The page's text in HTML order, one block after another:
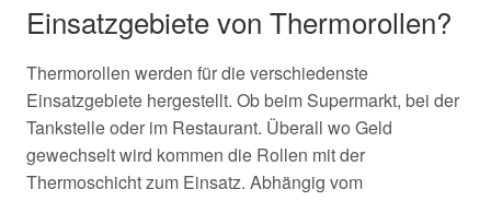
Einsatzgebiete von Thermorollen?
Thermorollen werden für die verschiedenste
Einsatzgebiete hergestellt. Ob beim Supermarkt, bei der
Tankstelle oder im Restaurant. Überall wo Geld
gewechselt wird kommen die Rollen mit der
Thermoschicht zum Einsatz. Abhängig vom